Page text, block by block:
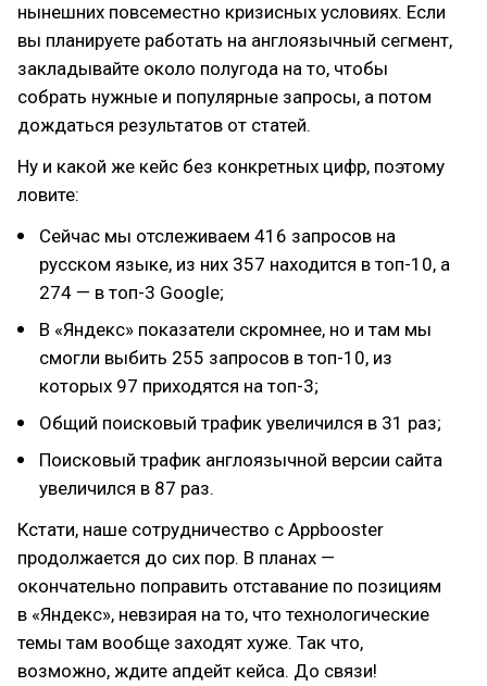
нынешних повсеместно кризисных условиях. Если
вы планируете работать на англоязычный сегмент,
закладывайте около полугода на то, чтобы
собрать нужные и популярные запросы, а потом
дождаться результатов от статей.
Ну и какой же кейс без конкретных цифр, поэтому
ловите:
Сейчас мы отслеживаем 416 запросов на
русском языке, из них 357 находится в топ-10, а
274 — в топ-3 Google;
В «Яндекс» показатели скромнее, но и там мы
смогли выбить 255 запросов в топ-10, из
которых 97 приходятся на топ-3;
Общий поисковый трафик увеличился в 31 раз;
Поисковый трафик англоязычной версии сайта
увеличился в 87 раз.
Кстати, наше сотрудничество с Appbooster
продолжается до сих пор. В планах —
окончательно поправить отставание по позициям
в «Яндекс», невзирая на то, что технологические
темы там вообще заходят хуже. Так что,
возможно, ждите апдейт кейса. До связи!